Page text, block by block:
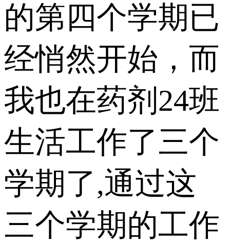
的第四个学期已
经悄然开始，而
我也在药剂24班
生活工作了三个
学期了,通过这
三个学期的工作